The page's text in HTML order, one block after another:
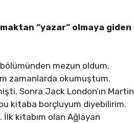
“yazar” olmaya giden
mezun oldum.
zamanlarda okumuştum.
Sonra Jack London’ın Martin
kitaba borçluyum diyebilirim.
kitabım olan Ağlayan